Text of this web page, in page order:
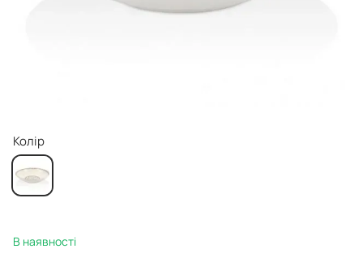
Колір
В наявності